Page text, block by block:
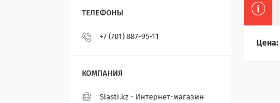
Цена:
+7 (701) 887-95-11
Slasti.kz - Интернет-магазин